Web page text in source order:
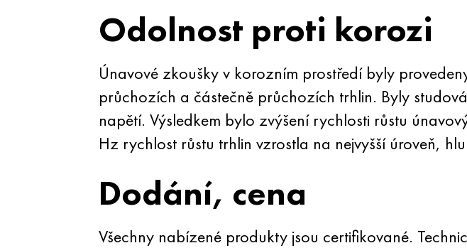
Odolnost proti korozi
Únavové zkoušky v korozním prostředí byly
průchozích a částečně průchozích trhlin. Byly
napětí. Výsledkem bylo zvýšení rychlosti růstu
Hz rychlost růstu trhlin vzrostla na nejvyšší úroveň,
Dodání, cena
Všechny nabízené produkty jsou certifikované.